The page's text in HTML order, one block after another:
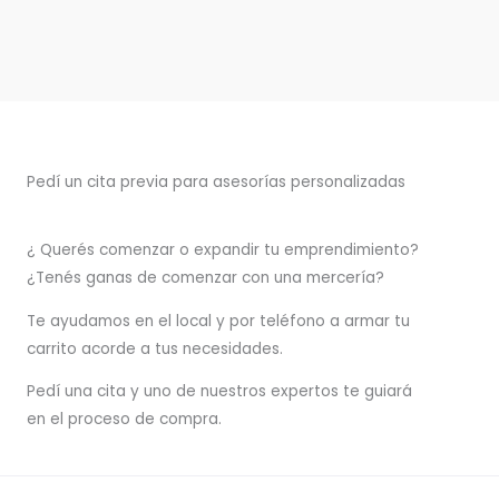
Pedí un cita previa para asesorías personalizadas
¿ Querés comenzar o expandir tu emprendimiento?
¿Tenés ganas de comenzar con una mercería?
Te ayudamos en el local y por teléfono a armar tu
carrito acorde a tus necesidades.
Pedí una cita y uno de nuestros expertos te guiará
en el proceso de compra.